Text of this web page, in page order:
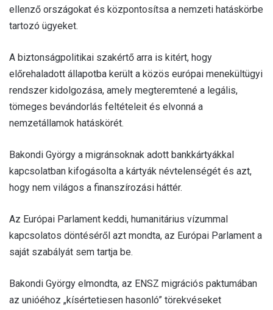
ellenző országokat és központosítsa a nemzeti hatáskörbe
tartozó ügyeket.
A biztonságpolitikai szakértő arra is kitért, hogy
előrehaladott állapotba került a közös európai menekültügyi
rendszer kidolgozása, amely megteremtené a legális,
tömeges bevándorlás feltételeit és elvonná a
nemzetállamok hatáskörét.
Bakondi György a migránsoknak adott bankkártyákkal
kapcsolatban kifogásolta a kártyák névtelenségét és azt,
hogy nem világos a finanszírozási háttér.
Az Európai Parlament keddi, humanitárius vízummal
kapcsolatos döntéséről azt mondta, az Európai Parlament a
saját szabályát sem tartja be.
Bakondi György elmondta, az ENSZ migrációs paktumában
az unióéhoz „kísértetiesen hasonló” törekvéseket